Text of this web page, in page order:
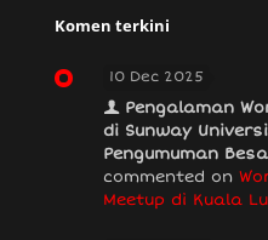
Komen terkini
10 Dec 2025
Pengalaman
di Sunway
Pengumuman
commented on
Meetup di Kuala